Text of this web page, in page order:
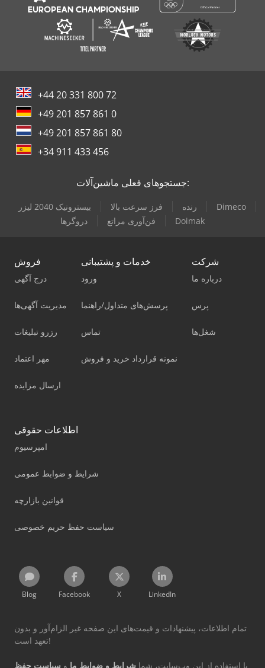
+44 20 331 800 72
+49 201 857 861 0
+49 201 857 861 80
+34 911 433 456
جستجوهای فعلی ماشین‌آلات:
بیسترونیک 2040 لیزر فرز سرعت بالا رنده
Dimeco
دروگرها
فن‌آوری مراتع Doimak
فروش
درج آگهی
مدیریت آگهی‌ها
رزرو تبلیغات
مهر اعتماد
ارسال مزایده
خدمات و پشتیبانی
ورود
پرسش‌های متداول/راهنما
تماس
نمونه قرارداد خرید و فروش
شرکت
درباره ما
پرس
شغل‌ها
اطلاعات حقوقی
امپرسیوم
شرایط و ضوابط عمومی
قوانین بازارچه
سیاست حفظ حریم خصوصی
Blog Facebook X LinkedIn
تمام اطلاعات، پیشنهادات و قیمت‌های این صفحه غیر الزام‌آور و بدون
تعهد است!
با استفاده از این وب‌سایت، شما شرایط و ضوابط ما و سیاست حفظ